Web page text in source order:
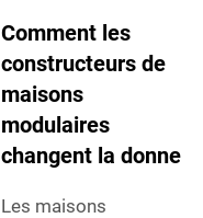
Comment les
constructeurs de
maisons
modulaires
changent la donne
Les maisons